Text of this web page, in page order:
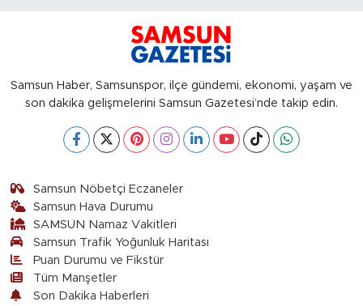
Samsun Haber, Samsunspor, ilçe gündemi, ekonomi, yaşam ve
son dakika gelişmelerini Samsun Gazetesi’nde takip edin.
Samsun Nöbetçi Eczaneler
Samsun Hava Durumu
SAMSUN Namaz Vakitleri
Samsun Trafik Yoğunluk Haritası
Puan Durumu ve Fikstür
Tüm Manşetler
Son Dakika Haberleri